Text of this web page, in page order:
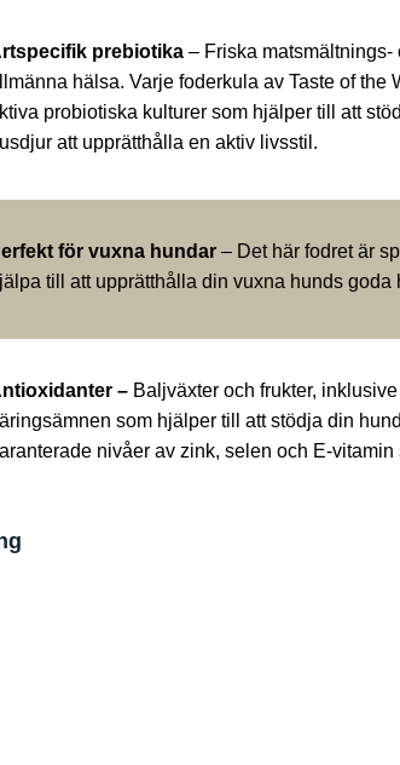
prebiotika – Friska matsmältnings-
hälsa. Varje foderkula av Taste of
probiotiska kulturer som hjälper till att
att upprätthålla en aktiv livsstil.
för vuxna hundar – Det här fodret är
till att upprätthålla din vuxna hunds goda
– Baljväxter och frukter,
som hjälper till att stödja din
nivåer av zink, selen och E-vitamin